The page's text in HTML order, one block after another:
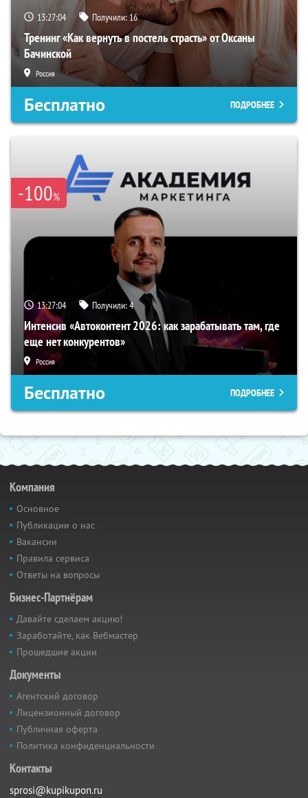
13:27:03 Получили:16
Тренинг «Как вернуть в постель страсть» от Оксаны
Бачинской
Россия
Бесплатно ПОДРОБНЕЕ
-100%
13:27:03 Получили:4
Интенсив «Автоконтент 2026: как зарабатывать там, где
еще нет конкурентов»
Россия
Бесплатно ПОДРОБНЕЕ
Компания
Основное
Публикации о нас
Вакансии
Правила сервиса
Ответы на вопросы
Бизнес-Партнёрам
Давайте сделаем акцию!
Заработайте, как Вебмастер
Прошедшие акции
Документы
Агентский договор
Лицензионный договор
Публичная оферта
Политика конфиденциальности
Контакты
sprosi@kupikupon.ru